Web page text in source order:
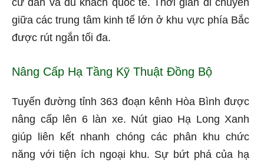
cư dân và du khách quốc tế. Thời gian di chuyển
giữa các trung tâm kinh tế lớn ở khu vực phía Bắc
được rút ngắn tối đa.
Nâng Cấp Hạ Tầng Kỹ Thuật Đồng Bộ
Tuyến đường tỉnh 363 đoạn kênh Hòa Bình được
nâng cấp lên 6 làn xe. Nút giao Hạ Long Xanh
giúp liên kết nhanh chóng các phân khu chức
năng với tiện ích ngoại khu. Sự bứt phá của hạ